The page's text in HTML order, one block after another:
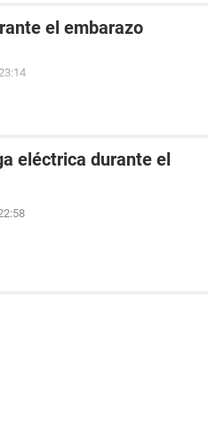
el embarazo
eléctrica durante el